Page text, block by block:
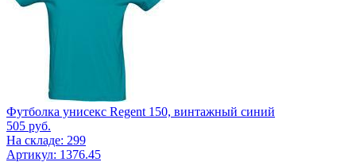
Футболка унисекс Regent 150, винтажный синий
505 руб.
На складе: 299
Артикул: 1376.45